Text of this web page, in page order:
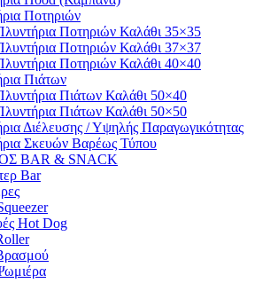
Ποτηριών
Ποτηριών Καλάθι 35×35
Ποτηριών Καλάθι 37×37
Ποτηριών Καλάθι 40×40
Πιάτων
Πιάτων Καλάθι 50×40
Πιάτων Καλάθι 50×50
Διέλευσης / Υψηλής Παραγωγικότητας
Σκευών Βαρέως Τύπου
BAR & SNACK
Bar
Hot Dog